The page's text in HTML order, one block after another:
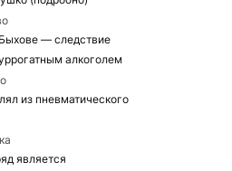
— следствие
алкоголем
из пневматического
является